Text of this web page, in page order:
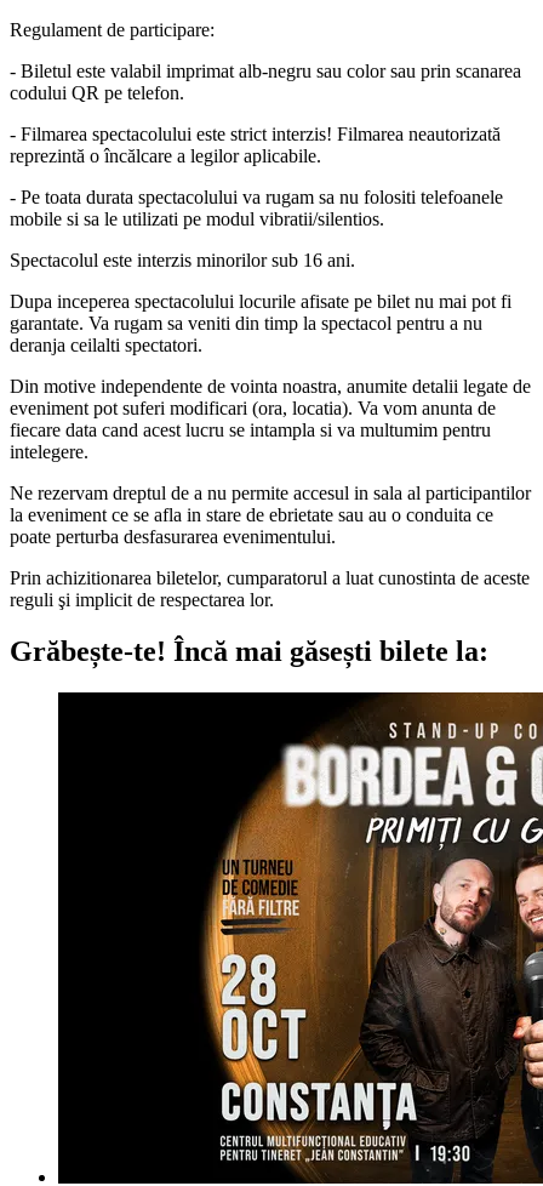
Regulament de participare:
- Biletul este valabil imprimat alb-negru sau color sau prin scanarea
codului QR pe telefon.
- Filmarea spectacolului este strict interzis! Filmarea neautorizată
reprezintă o încălcare a legilor aplicabile.
- Pe toata durata spectacolului va rugam sa nu folositi telefoanele
mobile si sa le utilizati pe modul vibratii/silentios.
Spectacolul este interzis minorilor sub 16 ani.
Dupa inceperea spectacolului locurile afisate pe bilet nu mai pot fi
garantate. Va rugam sa veniti din timp la spectacol pentru a nu
deranja ceilalti spectatori.
Din motive independente de vointa noastra, anumite detalii legate de
eveniment pot suferi modificari (ora, locatia). Va vom anunta de
fiecare data cand acest lucru se intampla si va multumim pentru
intelegere.
Ne rezervam dreptul de a nu permite accesul in sala al participantilor
la eveniment ce se afla in stare de ebrietate sau au o conduita ce
poate perturba desfasurarea evenimentului.
Prin achizitionarea biletelor, cumparatorul a luat cunostinta de aceste
reguli şi implicit de respectarea lor.
Grăbește-te! Încă mai găsești bilete la: